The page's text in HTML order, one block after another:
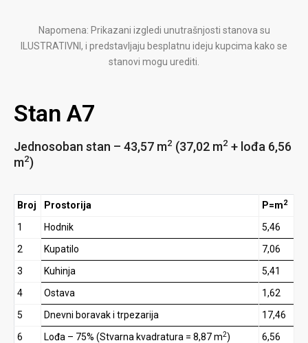
Napomena: Prikazani izgledi unutrašnjosti stanova su
ILUSTRATIVNI, i predstavljaju besplatnu ideju kupcima kako se
stanovi mogu urediti.
Stan A7
Jednosoban stan – 43,57 m2 (37,02 m2 + lođa 6,56
m2)
Broj Prostorija P=m2
1 Hodnik
5,46
2
Kupatilo
7,06
3
Kuhinja
5,41
4
Ostava
1,62
5
Dnevni boravak i trpezarija
17,46
6
Lođa – 75% (Stvarna kvadratura = 8,87 m2) 6,56